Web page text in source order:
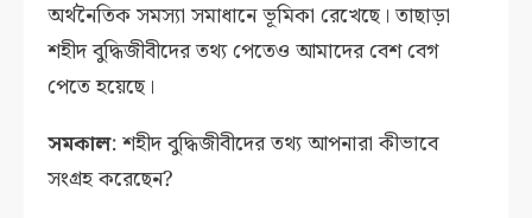
অর্থনৈতিক সমস্যা সমাধানে ভূমিকা রেখেছে। তাছাড়া
শহীদ বুদ্ধিজীবীদের তথ্য পেতেও আমাদের বেশ বেগ
পেতে হয়েছে।
সমকাল: শহীদ বুদ্ধিজীবীদের তথ্য আপনারা কীভাবে
সংগ্রহ করেছেন?